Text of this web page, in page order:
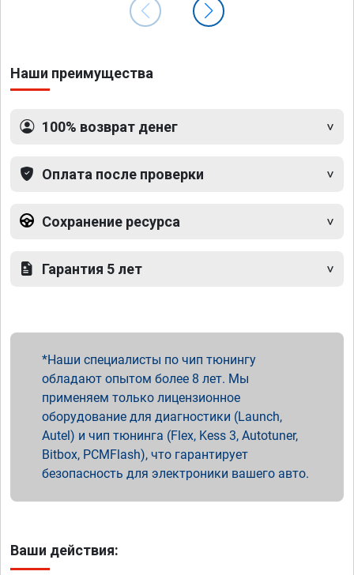
Наши преимущества
100% возврат денег
Оплата после проверки
Сохранение ресурса
Гарантия 5 лет
Наши специалисты по чип тюнингу
обладают опытом более 8 лет. Мы
применяем только лицензионное
оборудование для диагностики (Launch,
Autel) и чип тюнинга (Flex, Kess 3, Autotuner,
Bitbox, PCMFlash), что гарантирует
безопасность для электроники вашего авто.
Ваши действия: